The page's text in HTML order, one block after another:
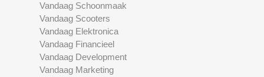
Vandaag Schoonmaak
Vandaag Scooters
Vandaag Elektronica
Vandaag Financieel
Vandaag Development
Vandaag Marketing